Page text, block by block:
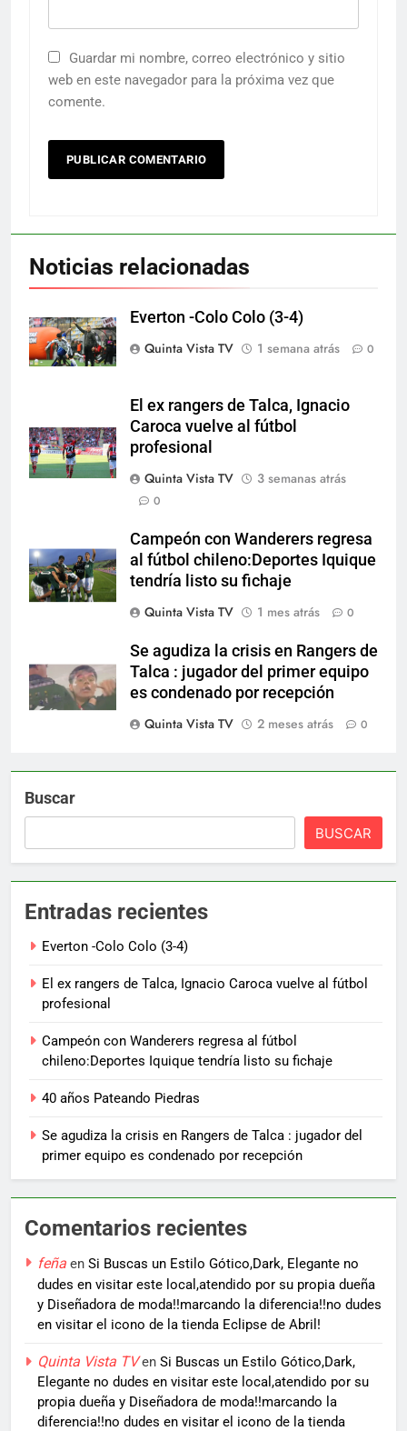
Guardar mi nombre, correo electrónico y sitio
web en este navegador para la próxima vez que
comente.
Noticias relacionadas
Everton -Colo Colo (3-4)
Quinta Vista TV
1 semana atrás 0
El ex rangers de Talca, Ignacio
Caroca vuelve al fútbol
profesional
Quinta Vista TV
3 semanas atrás
0
Campeón con Wanderers regresa
al fútbol chileno:Deportes Iquique
tendría listo su fichaje
Quinta Vista TV
1 mes atrás 0
Se agudiza la crisis en Rangers de
Talca : jugador del primer equipo
es condenado por recepción
Quinta Vista TV
2 meses atrás 0
Buscar
BUSCAR
Entradas recientes
Everton -Colo Colo (3-4)
El ex rangers de Talca, Ignacio Caroca vuelve al fútbol
profesional
Campeón con Wanderers regresa al fútbol
chileno:Deportes Iquique tendría listo su fichaje
40 años Pateando Piedras
Se agudiza la crisis en Rangers de Talca : jugador del
primer equipo es condenado por recepción
Comentarios recientes
feña en Si Buscas un Estilo Gótico,Dark, Elegante no
dudes en visitar este local,atendido por su propia dueña
y Diseñadora de moda!!marcando la diferencia!!no dudes
en visitar el icono de la tienda Eclipse de Abril!
Quinta Vista TVen Si Buscas un Estilo Gótico,Dark,
Elegante no dudes en visitar este local,atendido por su
propia dueña y Diseñadora de moda!!marcando la
diferencia!!no dudes en visitar el icono de la tienda